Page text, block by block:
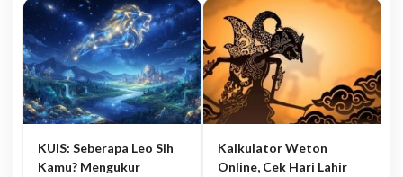
KUIS: Seberapa Leo Sih
Kamu? Mengukur
Kalkulator Weton
Online, Cek Hari Lahir